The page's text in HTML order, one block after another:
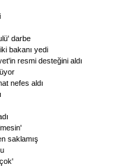
darbe
bakanı yedi
resmi desteğini aldı
nefes aldı
saklamış